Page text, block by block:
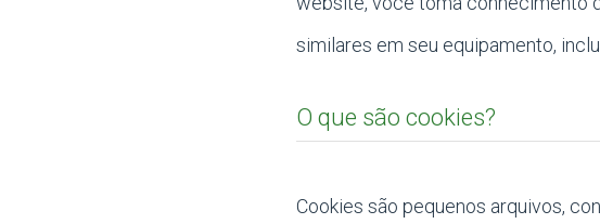
similares em seu equipamento,
O que são cookies?
Cookies são pequenos arquivos,